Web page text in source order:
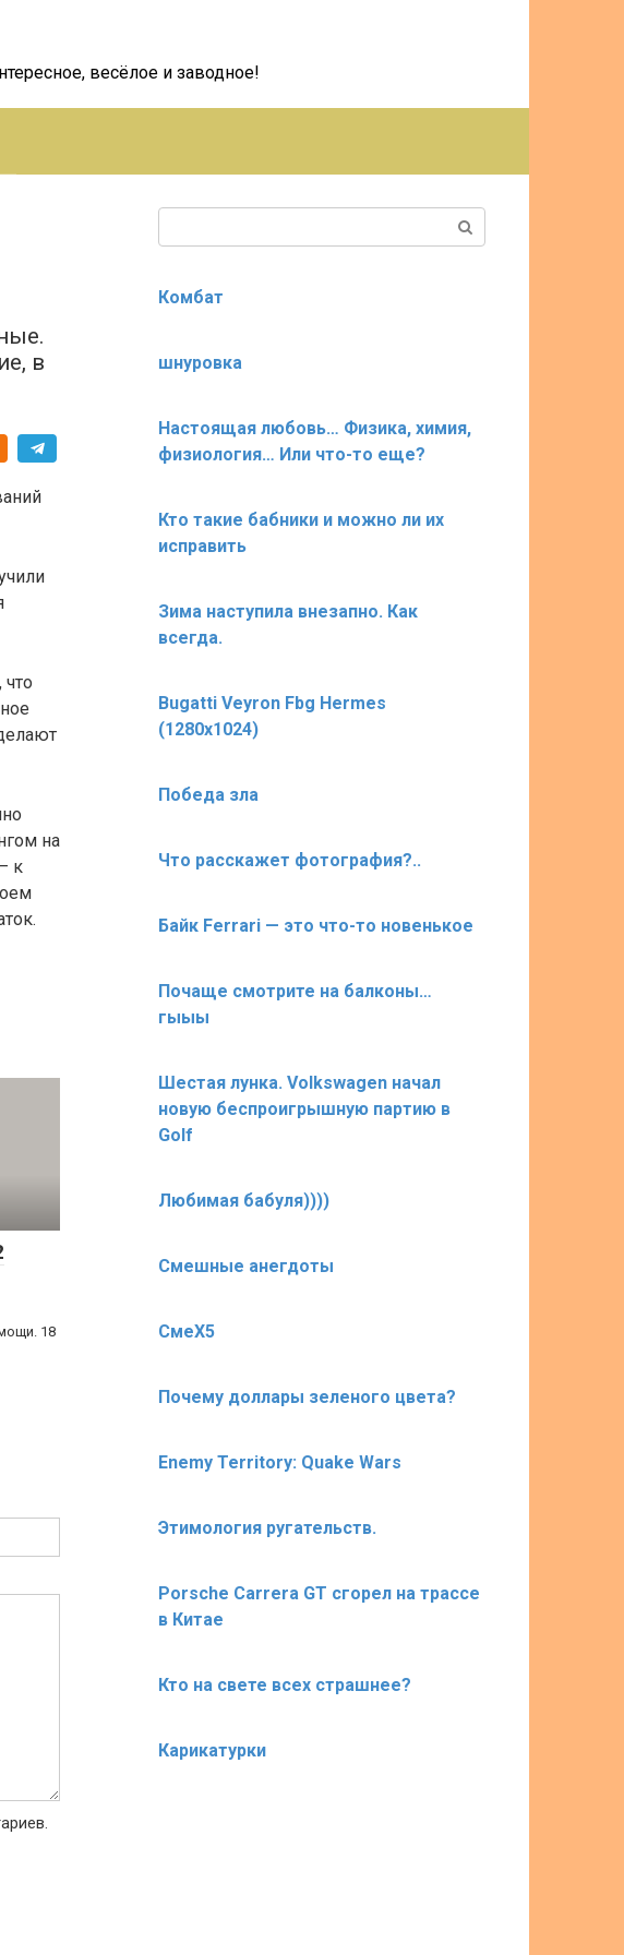
весёлое и заводное!
в
на
к
18
Комбат
шнуровка
Настоящая любовь… Физика, химия,
физиология… Или что-то еще?
Кто такие бабники и можно ли их
исправить
Зима наступила внезапно. Как
всегда.
Bugatti Veyron Fbg Hermes
(1280х1024)
Победа зла
Что расскажет фотография?..
Байк Ferrari — это что-то новенькое
Почаще смотрите на балконы…
гыыы
Шестая лунка. Volkswagen начал
новую беспроигрышную партию в
Golf
Любимая бабуля))))
Смешные анегдоты
СмеХ5
Почему доллары зеленого цвета?
Enemy Territory: Quake Wars
Этимология ругательств.
Porsche Carrera GT сгорел на трассе
в Китае
Кто на свете всех страшнее?
Карикатурки